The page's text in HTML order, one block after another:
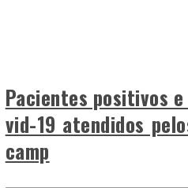
Pacientes positivos
vid-19 atendidos
camp